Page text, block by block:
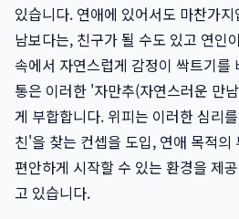
있습니다. 연애에 있어서도 마찬가
남보다는, 친구가 될 수도 있고 연인
속에서 자연스럽게 감정이 싹트기를
통은 이러한 '자만추(자연스러운 만
게 부합합니다. 위피는 이러한 심리
친'을 찾는 컨셉을 도입, 연애 목적의
편안하게 시작할 수 있는 환경을 제
고 있습니다.